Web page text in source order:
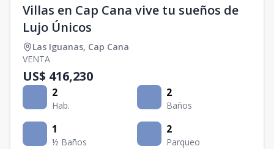
Villas en Cap Cana vive tu sueños de
Lujo Únicos
Las Iguanas, Cap Cana
VENTA
US$ 416,230
2
Hab.
2
Baños
1
½ Baños
2
Parqueo